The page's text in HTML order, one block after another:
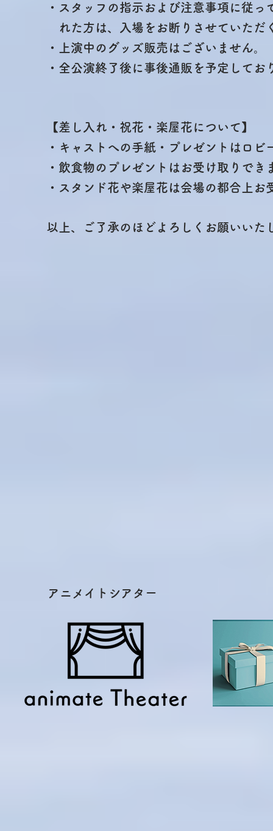
・スタッフの指示および注意事項に従
れた方は、入場をお断りさせていただ
・上演中のグッズ販売はございません。
・全公演終了後に事後通販を予定してお
【差し入れ・祝花・楽屋花について】
・キャストへの手紙・プレゼントはロ
・飲食物のプレゼントはお受け取りでき
・スタンド花や楽屋花は会場の都合上お
以上、ご了承のほどよろしくお願い いた
​アニメイトシアター